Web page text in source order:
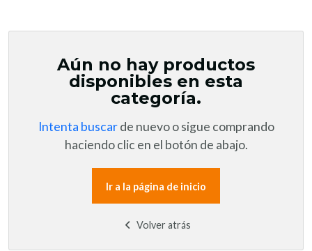
Aún no hay productos
disponibles en esta
categoría.
Intenta buscarde nuevo o sigue comprando
haciendo clic en el botón de abajo.
Ir a la página de inicio
Volver atrás